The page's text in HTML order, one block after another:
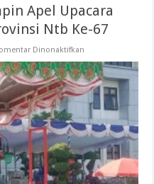
Apel Upacara
Ntb Ke-67
Dinonaktifkan
dr,
H,
Irfan
Pimpin
Apel
Upacara
Peringatan
Hari
Jadi
Provinsi
Ntb
Ke-
67